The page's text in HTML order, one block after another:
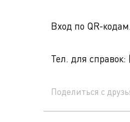
Вход по QR-
Тел. для
Поделиться с